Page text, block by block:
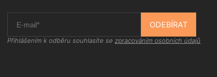
ODEBÍRAT
Přihlášením k odběru souhlasíte se zpracováním osobních údajů